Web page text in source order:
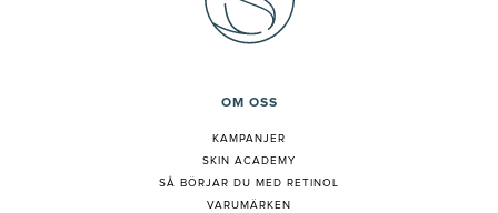
OM OSS
KAMPANJER
SKIN ACADEMY
SÅ BÖRJAR DU MED RETINOL
VARUMÄRKEN